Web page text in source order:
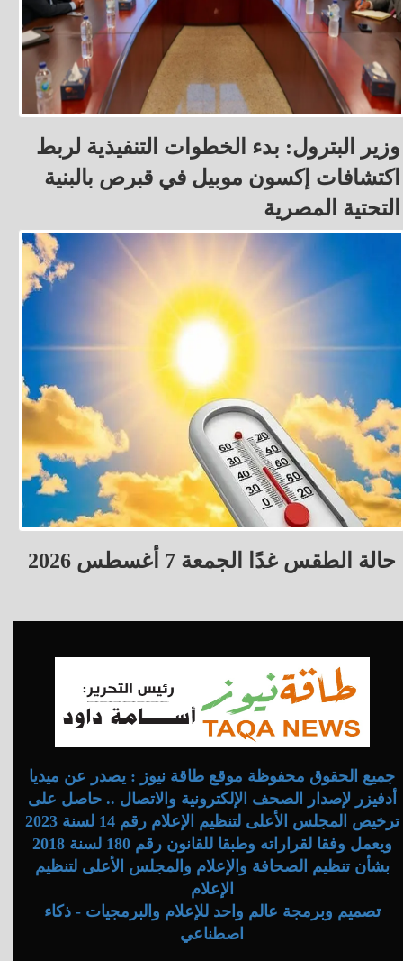
وزير البترول: بدء الخطوات التنفيذية لربط
اكتشافات إكسون موبيل في قبرص بالبنية
التحتية المصرية
حالة الطقس غدًا الجمعة 7 أغسطس 2026
جميع الحقوق محفوظة موقع طاقة نيوز : يصدر عن ميديا
أدفيزر لإصدار الصحف الإلكترونية والاتصال .. حاصل على
ترخيص المجلس الأعلى لتنظيم الإعلام رقم 14 لسنة 2023
ويعمل وفقا لقراراته وطبقا للقانون رقم 180 لسنة 2018
بشأن تنظيم الصحافة والإعلام والمجلس الأعلى لتنظيم
الإعلام
تصميم وبرمجة عالم واحد للإعلام والبرمجيات - ذكاء
اصطناعي